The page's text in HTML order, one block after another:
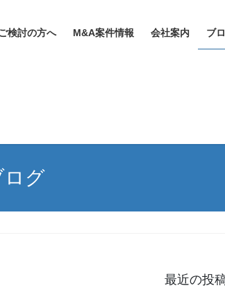
検討の方へ M&A案件情報 会社案内 ブ
ログ
最近の投